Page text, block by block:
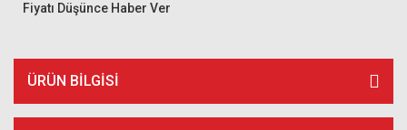
Fiyatı Düşünce Haber Ver
ÜRÜN BILGISI